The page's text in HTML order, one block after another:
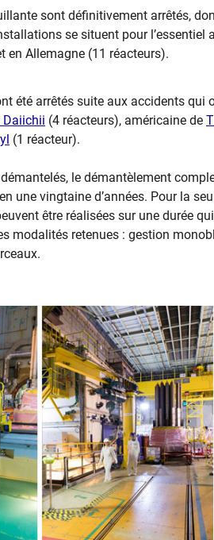
sont définitivement arrêtés,
se situent pour l’essentiel
en Allemagne (11 réacteurs).
été arrêtés suite aux accidents qui
Daiichii (4 réacteurs), américaine de
(1 réacteur).
le démantèlement
une vingtaine d’années. Pour la
être réalisées sur une durée
modalités retenues : gestion